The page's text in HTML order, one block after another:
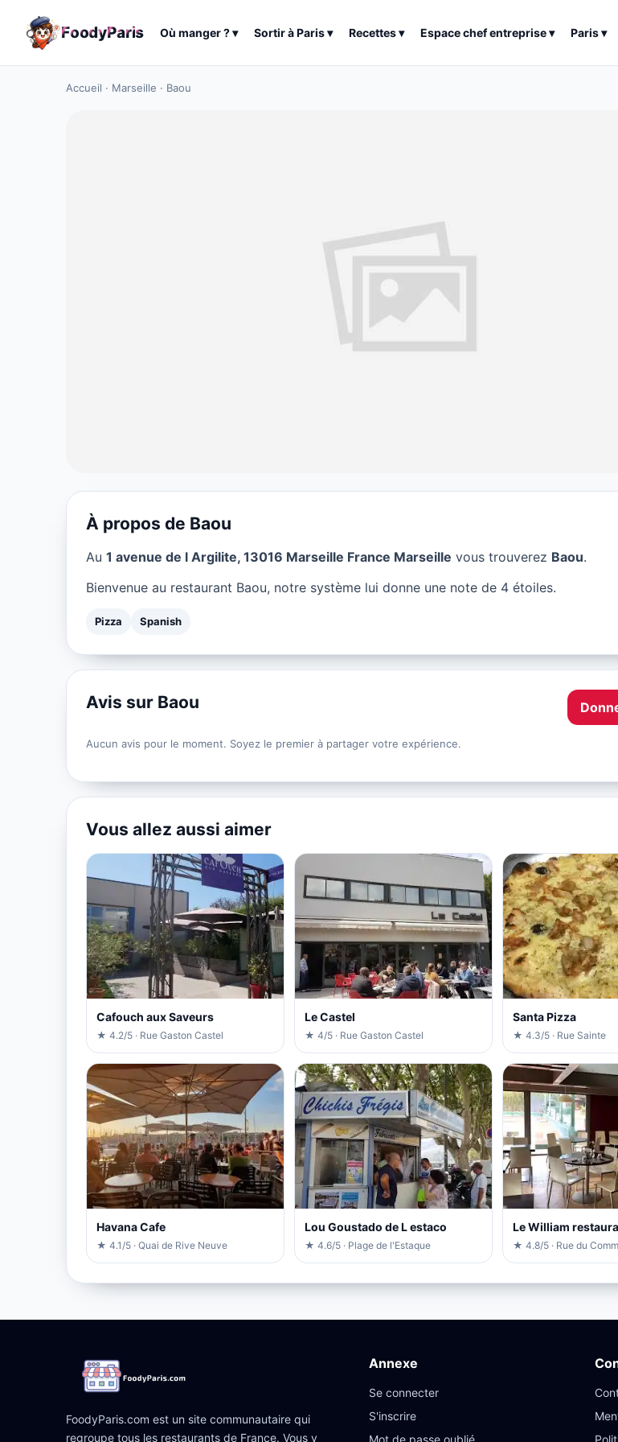
FoodyParis Où manger ?▾ Sortir àParis▾ Recettes▾ Espace chef entreprise▾ Paris▾
Accueil · Marseille · Baou
Baou à Marseille
À propos de Baou
Au 1 avenue de l Argilite, 13016 Marseille France Marseille vous trouverez Baou.
Bienvenue au restaurant Baou, notre système lui donne une note de 4 étoiles.
Pizza Spanish
Avis sur Baou
Aucun avis pour le moment. Soyez le premier à partager votre expérience.
Vous allez aussi aimer
Cafouch aux Saveurs
★ 4.2/5 · Rue Gaston Castel
Le Castel
★ 4/5 · Rue Gaston Castel
Santa Pizza
★ 4.3/5 · Rue Sainte
Havana Cafe
★ 4.1/5 · Quai de Rive Neuve
Lou Goustado de L estaco
★ 4.6/5 · Plage de l'Estaque
Le William
★ 4.8/5 · Rue du
FoodyParis.com est un site communautaire qui
regroupe tous les restaurants de France. Vous y
Annexe
Se connecter
S'inscrire
Mot de passe oublié